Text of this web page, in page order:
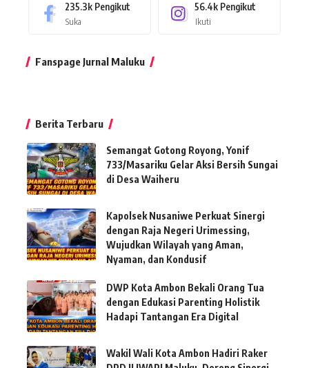
235.3k Pengikut
Suka
56.4k Pengikut
Ikuti
Fanspage Jurnal Maluku
Berita Terbaru
Semangat Gotong Royong, Yonif
733/Masariku Gelar Aksi Bersih Sungai
di Desa Waiheru
Kapolsek Nusaniwe Perkuat Sinergi
dengan Raja Negeri Urimessing,
Wujudkan Wilayah yang Aman,
Nyaman, dan Kondusif
DWP Kota Ambon Bekali Orang Tua
dengan Edukasi Parenting Holistik
Hadapi Tantangan Era Digital
Wakil Wali Kota Ambon Hadiri Raker